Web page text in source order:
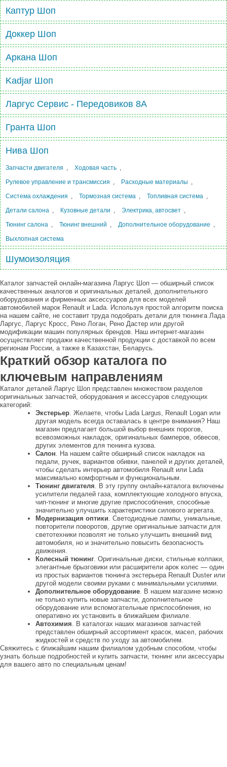
Каптур Шоп
Доккер Шоп
Аркана Шоп
Kadjar Шоп
Ларгус Сервис - Передовиков 8А
Гранта Шоп
Нива Шоп
Запчасти двигателя Ходовая часть
Рулевое управление и трансмиссия
Расходные материалы
Система охлаждения
Тормозная система Топливная система
Детали салона
Кузовные детали Электрика, автосвет
Тюнинг салона
Тюнинг внешний Дополнительное оборудование
Выхлопная система
Шумоизоляция
Каталог запчастей онлайн-магазина Ларгус Шоп — обширный список
качественных аналогов и оригинальных деталей, дополнительного
оборудования и фирменных аксессуаров для всех моделей
автомобилей марок Renault и Lada. Используя простой алгоритм поиска
на нашем сайте, не составит труда подобрать детали для тюнинга Лада
Ларгус, Ларгус Кросс, Рено Логан, Рено Дастер или другой
модификации машин популярных брендов. Наш интернет-магазин
осуществляет продажи качественной продукции с доставкой по всем
регионам России, а также в Казахстан, Беларусь.
Краткий обзор каталога по
ключевым направлениям
Каталог деталей Ларгус Шоп представлен множеством разделов
оригинальных запчастей, оборудования и аксессуаров следующих
категорий:
Экстерьер . Желаете, чтобы Lada Largus, Renault Logan или
другая модель всегда оставалась в центре внимания? Наш
магазин предлагает большой выбор внешних порогов,
всевозможных накладок, оригинальных бамперов, обвесов,
других элементов для тюнинга кузова.
Салон . На нашем сайте обширный список накладок на
педали, ручек, вариантов обивки, панелей и других деталей,
чтобы сделать интерьер автомобиля Renault или Lada
максимально комфортным и функциональным.
Тюнинг двигателя . В эту группу онлайн-каталога включены
усилители педалей газа, комплектующие холодного впуска,
чип-тюнинг и многие другие приспособления, способные
значительно улучшить характеристики силового агрегата.
Модернизация оптики . Светодиодные лампы, уникальные,
повторители поворотов, другие оригинальные запчасти для
светотехники позволят не только улучшить внешний вид
автомобиля, но и значительно повысить безопасность
движения.
Колесный тюнинг . Оригинальные диски, стильные колпаки,
элегантные брызговики или расширители арок колес — один
из простых вариантов тюнинга экстерьера Renault Duster или
другой модели своими руками с минимальными усилиями.
Дополнительное оборудование . В нашем магазине можно
не только купить новые запчасти, дополнительное
оборудование или вспомогательные приспособления, но
оперативно их установить в ближайшем филиале.
Автохимия . В каталогах наших магазинов запчастей
представлен обширный ассортимент красок, масел, рабочих
жидкостей и средств по уходу за автомобилем.
Свяжитесь с ближайшим нашим филиалом удобным способом, чтобы
узнать больше подробностей и купить запчасти, тюнинг или аксессуары
для вашего авто по специальным ценам!